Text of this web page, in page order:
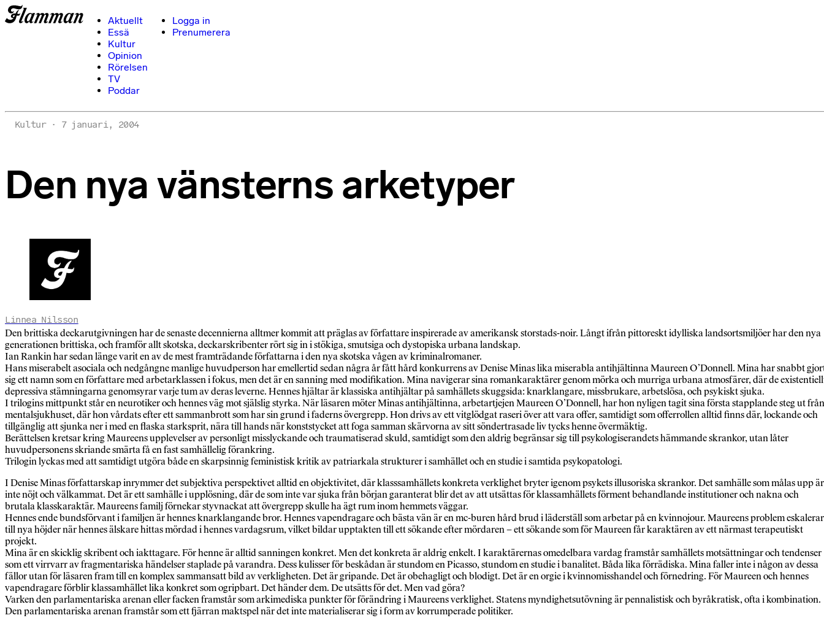
Aktuellt
Essä
Kultur
Opinion
Rörelsen
TV
Poddar
Logga in
Prenumerera
Kultur 7 januari, 2004
Den nya vänsterns arketyper
Linnea Nilsson
Den brittiska deckarutgivningen har de senaste decennierna alltmer kommit att präglas av författare inspirerade av amerikansk storstads-noir. Långt ifrån pittoreskt idylliska landsortsmiljöer har den nya
generationen brittiska, och framför allt skotska, deckarskribenter rört sig in i stökiga, smutsiga och dystopiska urbana landskap.
Ian Rankin har sedan länge varit en av de mest framträdande författarna i den nya skotska vågen av kriminalromaner.
Hans miserabelt asociala och nedgångne manlige huvudperson har emellertid sedan några år fått hård konkurrens av Denise Minas lika miserabla antihjältinna Maureen O’Donnell. Mina har snabbt
sig ett namn som en författare med arbetarklassen i fokus, men det är en sanning med modifikation. Mina navigerar sina romankaraktärer genom mörka och murriga urbana atmosfärer, där de
depressiva stämningarna genomsyrar varje tum av deras leverne. Hennes hjältar är klassiska antihjältar på samhällets skuggsida: knarklangare, missbrukare, arbetslösa, och psykiskt sjuka.
I trilogins mittpunkt står en neurotiker och hennes väg mot själslig styrka. När läsaren möter Minas antihjältinna, arbetartjejen Maureen O’Donnell, har hon nyligen tagit sina första stapplande steg ut från
mentalsjukhuset, där hon vårdats efter ett sammanbrott som har sin grund i faderns övergrepp. Hon drivs av ett vitglödgat raseri över att vara offer, samtidigt som offerrollen alltid finns där, lockande och
tillgänglig att sjunka ner i med en flaska starksprit, nära till hands när konststycket att foga samman skärvorna av sitt söndertrasade liv tycks henne övermäktig.
Berättelsen kretsar kring Maureens upplevelser av personligt misslyckande och traumatiserad skuld, samtidigt som den aldrig begränsar sig till psykologiserandets hämmande skrankor, utan låter
huvudpersonens skriande smärta få en fast samhällelig förankring.
Trilogin lyckas med att samtidigt utgöra både en skarpsinnig feministisk kritik av patriarkala strukturer i samhället och en studie i samtida psykopatologi.
I Denise Minas författarskap inrymmer det subjektiva perspektivet alltid en objektivitet, där klasssamhällets konkreta verklighet bryter igenom psykets illusoriska skrankor. Det samhälle som målas upp är
inte nöjt och välkammat. Det är ett samhälle i upplösning, där de som inte var sjuka från början garanterat blir det av att utsättas för klassamhällets förment behandlande institutioner och nakna och
brutala klasskaraktär. Maureens familj förnekar styvnackat att övergrepp skulle ha ägt rum inom hemmets väggar.
Hennes ende bundsförvant i familjen är hennes knarklangande bror. Hennes vapendragare och bästa vän är en mc-buren hård brud i läderställ som arbetar på en kvinnojour. Maureens problem eskalerar
till nya höjder när hennes älskare hittas mördad i hennes vardagsrum, vilket bildar upptakten till ett sökande efter mördaren – ett sökande som för Maureen får karaktären av ett närmast terapeutiskt
projekt.
Mina är en skicklig skribent och iakttagare. För henne är alltid sanningen konkret. Men det konkreta är aldrig enkelt. I karaktärernas omedelbara vardag framstår samhällets motsättningar och tendenser
som ett virrvarr av fragmentariska händelser staplade på varandra. Dess kulisser för beskådan är stundom en Picasso, stundom en studie i banalitet. Båda lika förrädiska. Mina faller inte i någon av dessa
fällor utan för läsaren fram till en komplex sammansatt bild av verkligheten. Det är gripande. Det är obehagligt och blodigt. Det är en orgie i kvinnomisshandel och förnedring. För Maureen och hennes
vapendragare förblir klassamhället lika konkret som ogripbart. Det händer dem. De utsätts för det. Men vad göra?
Varken den parlamentariska arenan eller facken framstår som arkimediska punkter för förändring i Maureens verklighet. Statens myndighetsutövning är pennalistisk och byråkratisk, ofta i kombination.
Den parlamentariska arenan framstår som ett fjärran maktspel när det inte materialiserar sig i form av korrumperade politiker.